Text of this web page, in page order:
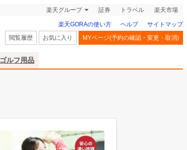
楽天グループ 証券 トラベル 楽天市場
楽天GORAの使い方 ヘルプ
サイトマップ
閲覧履歴
お気に入り MYページ(予約の確認・変更・取消)
ゴルフ用品